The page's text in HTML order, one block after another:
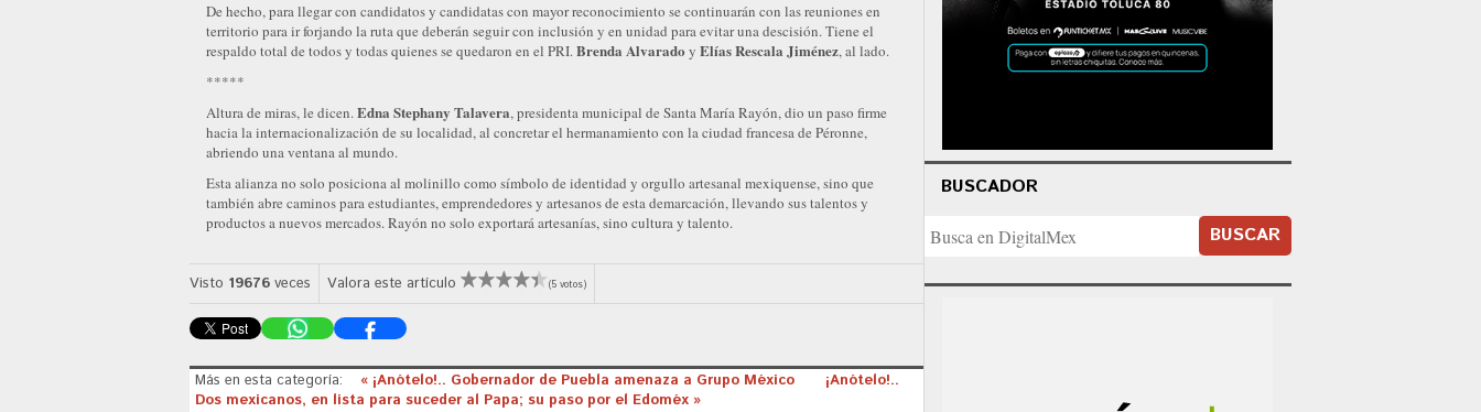
De hecho, para llegar con candidatos y candidatas con mayor reconocimiento se continuarán con las reuniones en
territorio para ir forjando la ruta que deberán seguir con inclusión y en unidad para evitar una descisión. Tiene el
respaldo total de todos y todas quienes se quedaron en el PRI.Brenda Alvarado y Elías Rescala Jiménez, al lado.
*****
Altura de miras, le dicen.Edna Stephany Talavera, presidenta municipal de Santa María Rayón, dio un paso firme
hacia la internacionalización de su localidad, al concretar el hermanamiento con la ciudad francesa de Péronne,
abriendo una ventana al mundo.
Esta alianza no solo posiciona al molinillo como símbolo de identidad y orgullo artesanal mexiquense, sino que
también abre caminos para estudiantes, emprendedores y artesanos de esta demarcación, llevando sus talentos y
productos a nuevos mercados. Rayón no solo exportará artesanías, sino cultura y talento.
Visto 19676 veces Valora este artículo (5 votos)
Más en esta categoría: « ¡Anótelo!.. Gobernador de Puebla amenaza a Grupo México
¡Anótelo!..
Dos mexicanos, en lista para suceder al Papa; su paso por el Edoméx »
BUSCADOR
BUSCAR